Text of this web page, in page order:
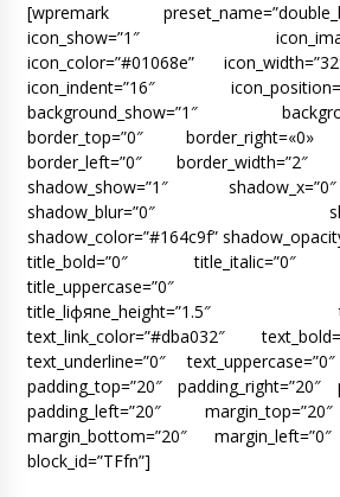
[wpremark
icon_show=”1″
icon_color=”#01068e”
icon_indent=”16″
background_show=”1″
border_top=”0″ border_right=«0»
border_left=”0″ border_width=”2″
shadow_show=”1″
shadow_blur=”0″
shadow_color=”#164c9f”
title_bold=”0″ title_italic=”0″
title_uppercase=”0″
title_liфяne_height=”1.5″
text_link_color=”#dba032″
text_underline=”0″
padding_top=”20″ padding_right=”20″
padding_left=”20″
margin_bottom=”20″
block_id=”TFfn”]